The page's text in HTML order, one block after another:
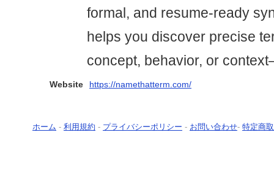
formal, and resume‑ready
helps you discover precise
concept, behavior, or
Website https://namethatterm.com/
ホーム - 利用規約 - プライバシーポリシー - お問い合わせ- 特定商